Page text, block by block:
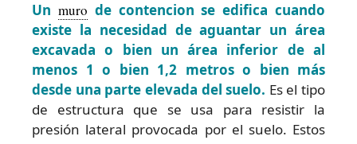
Un muro de contencion se edifica cuando
existe la necesidad de aguantar un área
excavada o bien un área inferior de al
menos 1 o bien 1,2 metros o bien más
desde una parte elevada del suelo. Es el tipo
de estructura que se usa para resistir la
presión lateral provocada por el suelo. Estos